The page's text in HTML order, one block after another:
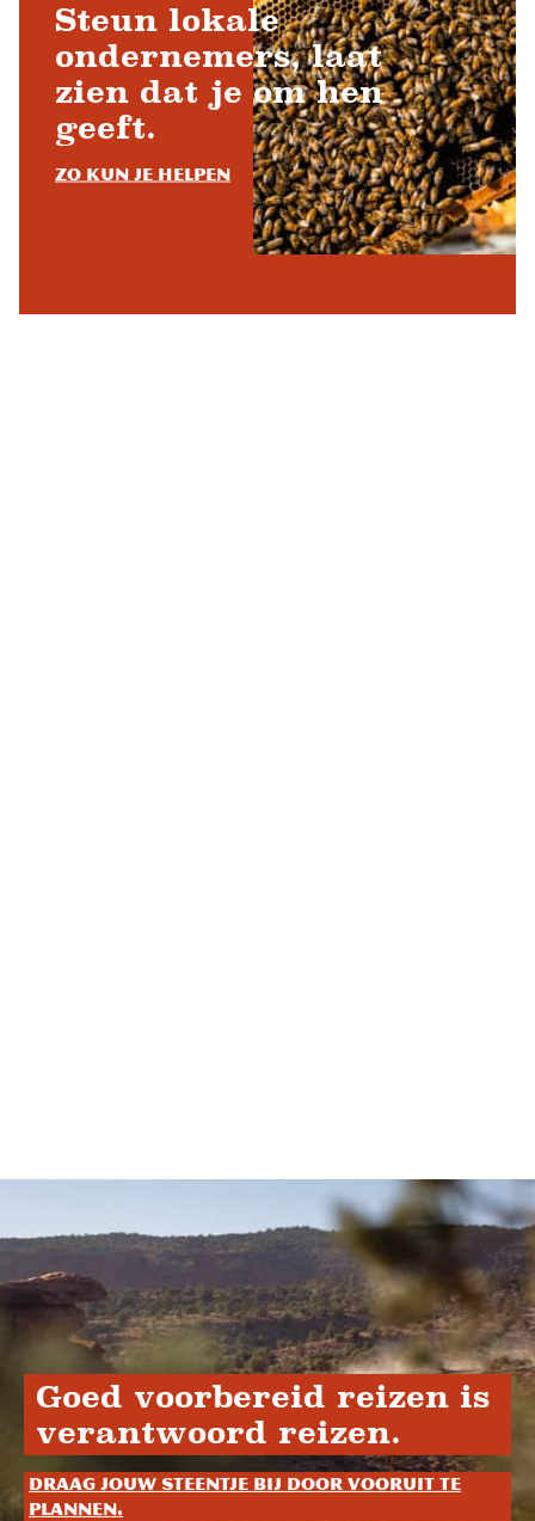
Steun lokale
ondernemers, laat
zien dat je om hen
geeft.
Zo kun je helpen
Goed voorbereid reizen is
verantwoord reizen.
Draag jouw steentje bij door vooruit te
plannen.